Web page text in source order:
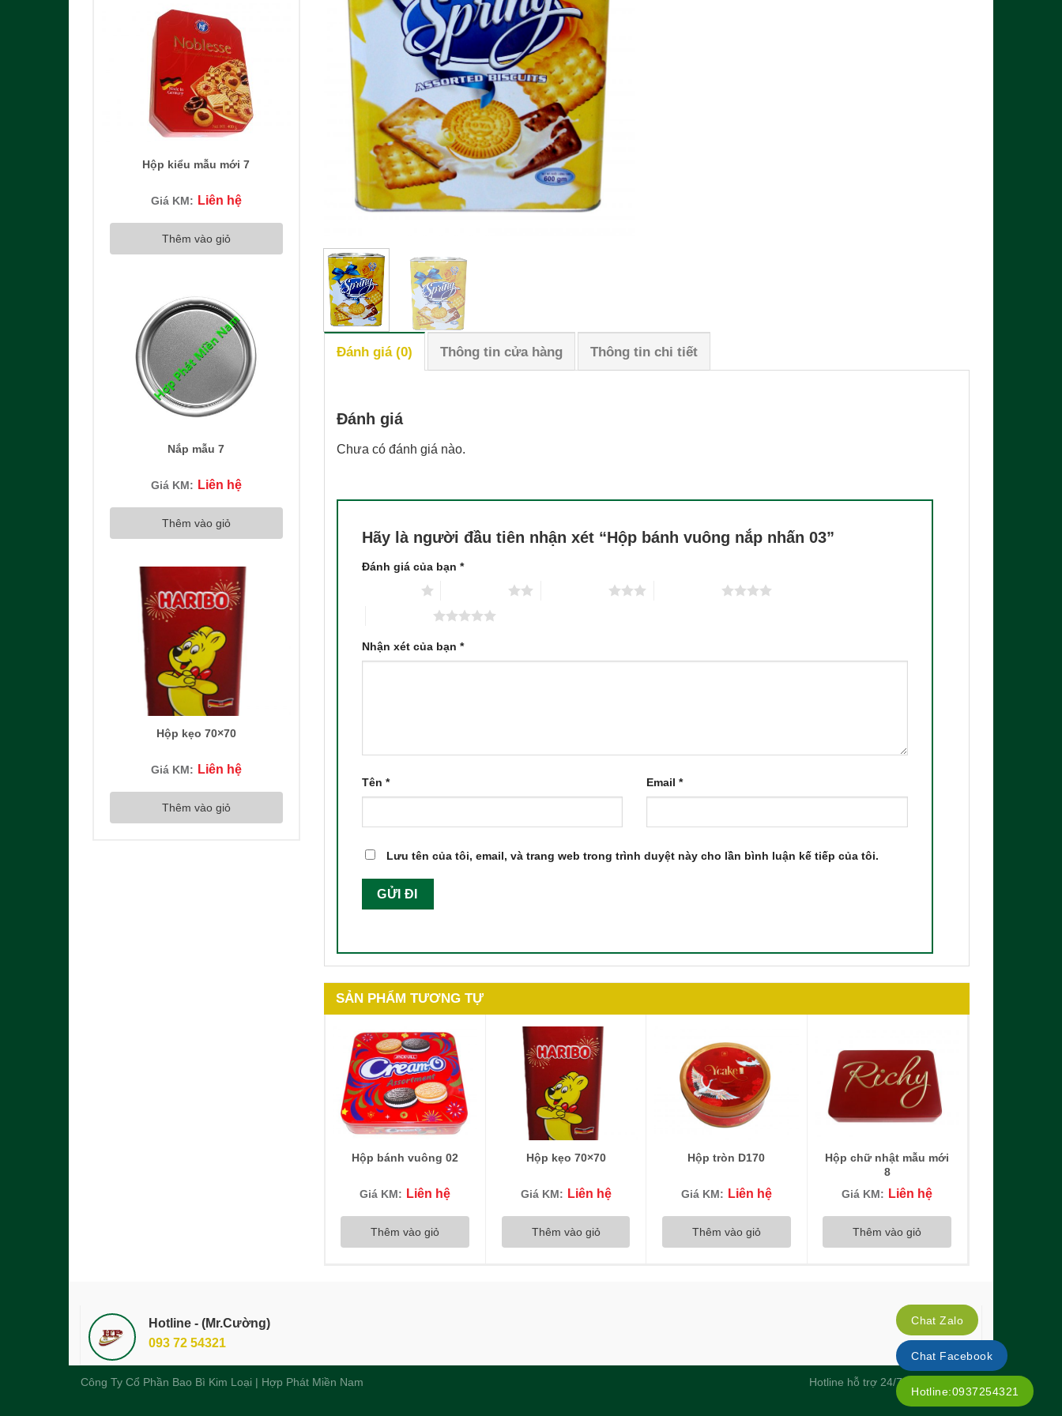
Hộp kiểu mẫu mới 7
Giá KM: Liên hệ
Thêm vào giỏ
Nắp mẫu 7
Giá KM: Liên hệ
Thêm vào giỏ
Hộp kẹo 70×70
Giá KM: Liên hệ
Thêm vào giỏ
Đánh giá (0) Thông tin cửa hàng Thông tin chi tiết
Đánh giá
Chưa có đánh giá nào.
Hãy là người đầu tiên nhận xét “Hộp bánh vuông nắp nhấn 03”
Đánh giá của bạn *
Nhận xét của bạn *
Tên * Email*
Lưu tên của tôi, email, và trang web trong trình duyệt này cho lần bình luận kế tiếp của tôi.
SẢN PHẨM TƯƠNG TỰ
Hộp bánh vuông 02
Giá KM: Liên hệ
Thêm vào giỏ
Hộp kẹo 70×70
Giá KM: Liên hệ
Thêm vào giỏ
Hộp tròn D170
Giá KM: Liên hệ
Thêm vào giỏ
Hộp chữ nhật mẫu mới
8
Giá KM: Liên hệ
Thêm vào giỏ
Hotline - (Mr.Cường)
093 72 54321
Hotline hỗ trợ 24/7 : 093 72 54321
Công Ty Cổ Phần Bao Bì Kim Loại | Hợp Phát Miền Nam
Chat Zalo
Chat Facebook
Hotline:0937254321